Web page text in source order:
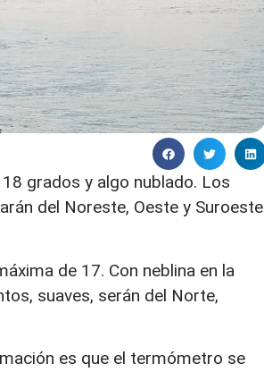
grados y algo nublado. Los
del Noreste, Oeste y Suroeste
de 17. Con neblina en la
suaves, serán del Norte,
es que el termómetro se